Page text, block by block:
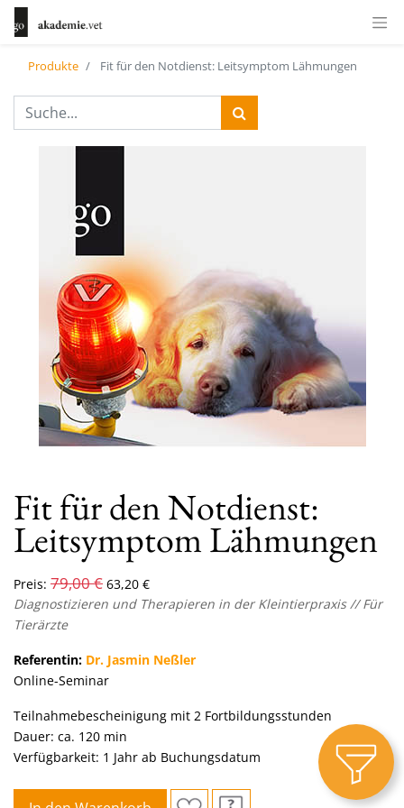
Produkte Fit für den Notdienst: Leitsymptom Lähmungen
Fit für den Notdienst:
Leitsymptom Lähmungen
Preis: 79,00€ 63,20 €
Diagnostizieren und Therapieren in der Kleintierpraxis // Für
Tierärzte
Referentin: Dr. Jasmin Neßler
Online-Seminar
Teilnahmebescheinigung mit 2 Fortbildungsstunden
Dauer: ca. 120 min
Verfügbarkeit: 1 Jahr ab Buchungsdatum